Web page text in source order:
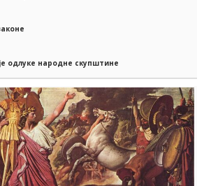
одлуке народне скупштине